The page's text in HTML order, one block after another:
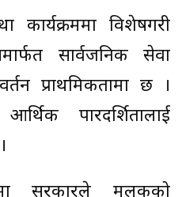
कार्यक्रममा विशेषगरी
सार्वजनिक सेवा
प्राथमिकतामा छ ।
पारदर्शितालाई